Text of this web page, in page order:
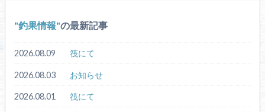
釣果情報 の最新記事
2026.08.09 筏にて
2026.08.03 お知らせ
2026.08.01 筏にて